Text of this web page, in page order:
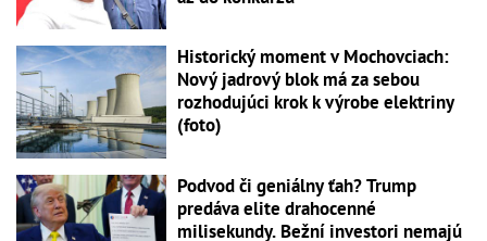
Historický moment v Mochovciach:
Nový jadrový blok má za sebou
rozhodujúci krok k výrobe elektriny
(foto)
Podvod či geniálny ťah? Trump
predáva elite drahocenné
milisekundy. Bežní investori nemajú